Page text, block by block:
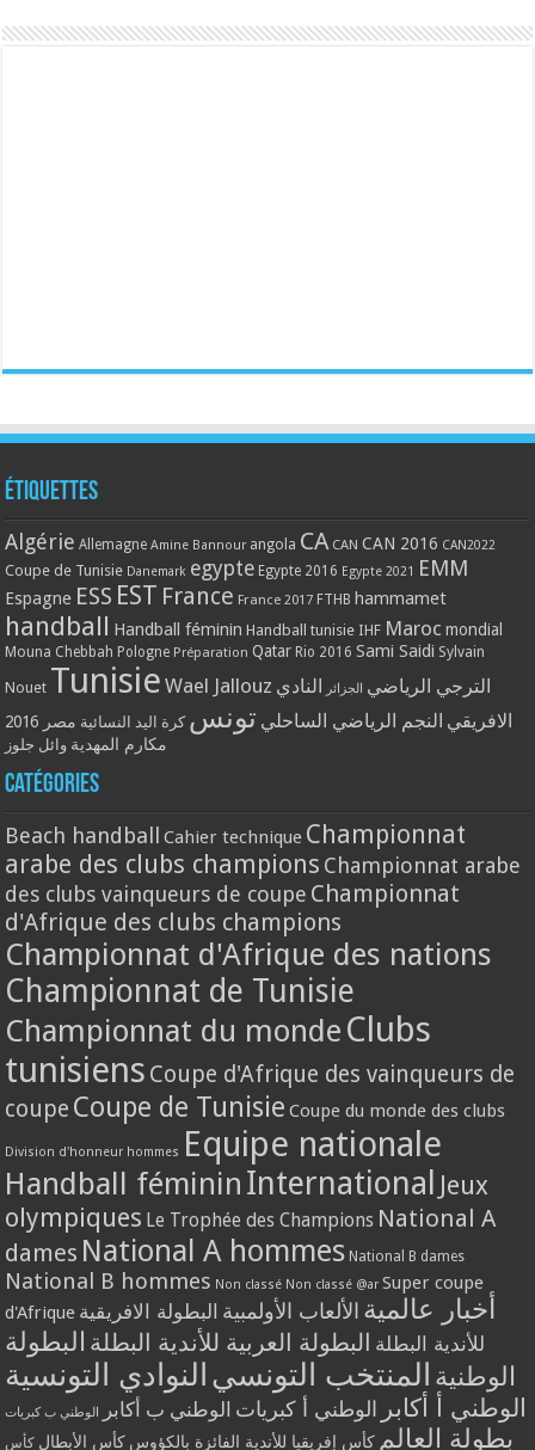
Étiquettes
Algérie Allemagne Amine Bannour angola CA CAN CAN 2016 CAN2022
Coupe de Tunisie Danemark egypte Egypte 2016 Egypte 2021 EMM
Espagne ESS EST France France 2017 FTHB hammamet
handball Handball féminin Handball tunisie IHF Maroc mondial
Mouna Chebbah Pologne Préparation Qatar Rio 2016 Sami Saidi Sylvain
Nouet Tunisie Wael Jallouz الترجي الرياضي الجزائر
النادي
الافريقي النجم الرياضي الساحلي تونس كرة اليد النسائية مصر 2016
مكارم المهدية وائل جلوز
Catégories
Beach handball Cahier technique Championnat
arabe des clubs champions Championnat arabe
des clubs vainqueurs de coupe Championnat
d'Afrique des clubs champions
Championnat d'Afrique des nations
Championnat de Tunisie
Championnat du monde Clubs
tunisiens Coupe d'Afrique des vainqueurs de
coupe Coupe de Tunisie Coupe du monde des clubs
Division d'honneur hommes Equipe nationale
Handball féminin International
Jeux
olympiques Le Trophée des Champions National A
dames National A hommes National B dames
National B hommes Non classé Non classé @ar Super coupe
d'Afrique
أخبار عالمية الألعاب الأولمبية البطولة الافريقية
للأندية البطلة البطولة العربية للأندية البطلة البطولة
الوطنية المنتخب التونسي النوادي التونسية
الوطني أ أكابر الوطني أ كبريات الوطني ب أكابر الوطني ب كبريات
بطولة العالم كأس إفريقيا للأندية الفائزة بالكؤوس كأس الأبطال كأس